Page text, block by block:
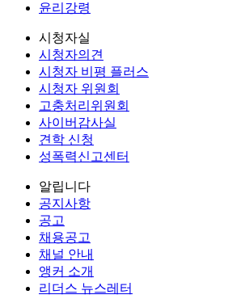
윤리강령
시청자실
시청자의견
시청자 비평 플러스
시청자 위원회
고충처리위원회
사이버감사실
견학 신청
성폭력신고센터
알립니다
공지사항
공고
채용공고
채널 안내
앵커 소개
리더스 뉴스레터